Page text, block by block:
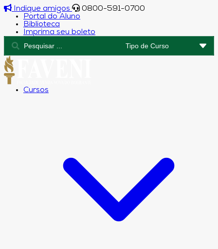
Indique amigos
0800-591-0700
Portal do Aluno
Biblioteca
Imprima seu boleto
Cursos